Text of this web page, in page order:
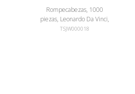
Rompecabezas, 1000
piezas, Leonardo Da Vinci,
Última cena
TSJW000018